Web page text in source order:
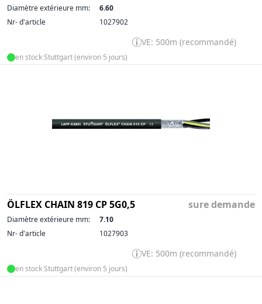
Diamètre extérieure mm:
6.60
Nr- d'article
1027902
VE: 500m (recommandé)
en stock Stuttgart (environ 5 jours)
ÖLFLEX CHAIN 819 CP 5G0,5 sure demande
Diamètre extérieure mm:
7.10
Nr- d'article
1027903
VE: 500m (recommandé)
en stock Stuttgart (environ 5 jours)